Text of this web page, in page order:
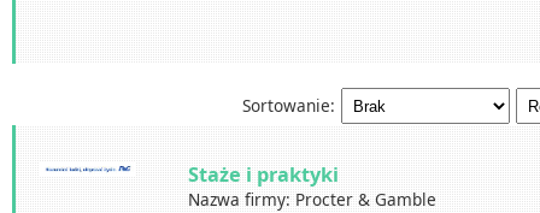
Sortowanie:
Staże i praktyki
Nazwa firmy: Procter & Gamble